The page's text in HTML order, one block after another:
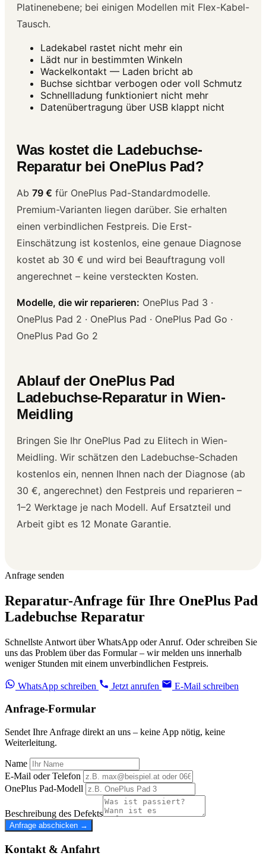
Platinenebene; bei einigen Modellen mit Flex-Kabel-
Tausch.
Ladekabel rastet nicht mehr ein
Lädt nur in bestimmten Winkeln
Wackelkontakt — Laden bricht ab
Buchse sichtbar verbogen oder voll Schmutz
Schnellladung funktioniert nicht mehr
Datenübertragung über USB klappt nicht
Was kostet die Ladebuchse-
Reparatur bei OnePlus Pad?
Ab 79 € für OnePlus Pad-Standardmodelle.
Premium-Varianten liegen darüber. Sie erhalten
einen verbindlichen Festpreis. Die Erst-
Einschätzung ist kostenlos, eine genaue Diagnose
kostet ab 30 € und wird bei Beauftragung voll
angerechnet – keine versteckten Kosten.
Modelle, die wir reparieren: OnePlus Pad 3 ·
OnePlus Pad 2 · OnePlus Pad · OnePlus Pad Go ·
OnePlus Pad Go 2
Ablauf der OnePlus Pad
Ladebuchse-Reparatur in Wien-
Meidling
Bringen Sie Ihr OnePlus Pad zu Elitech in Wien-
Meidling. Wir schätzen den Ladebuchse-Schaden
kostenlos ein, nennen Ihnen nach der Diagnose (ab
30 €, angerechnet) den Festpreis und reparieren –
1–2 Werktage je nach Modell. Auf Ersatzteil und
Arbeit gibt es 12 Monate Garantie.
Anfrage senden
Reparatur-Anfrage für Ihre OnePlus Pad
Ladebuchse Reparatur
Schnellste Antwort über WhatsApp oder Anruf. Oder schreiben Sie
uns das Problem über das Formular – wir melden uns innerhalb
weniger Stunden mit einem unverbindlichen Festpreis.
WhatsApp schreiben Jetzt anrufen E-Mail schreiben
Anfrage-Formular
Sendet Ihre Anfrage direkt an uns – keine App nötig, keine
Weiterleitung.
Name
E-Mail oder Telefon
OnePlus Pad-Modell
Beschreibung des Defekts
Anfrage abschicken →
Kontakt & Anfahrt